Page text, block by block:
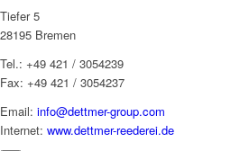
Tiefer 5
28195 Bremen
Tel.: +49 421 / 3054239
Fax: +49 421 / 3054237
Email: info@dettmer-group.com
Internet: www.dettmer-reederei.de